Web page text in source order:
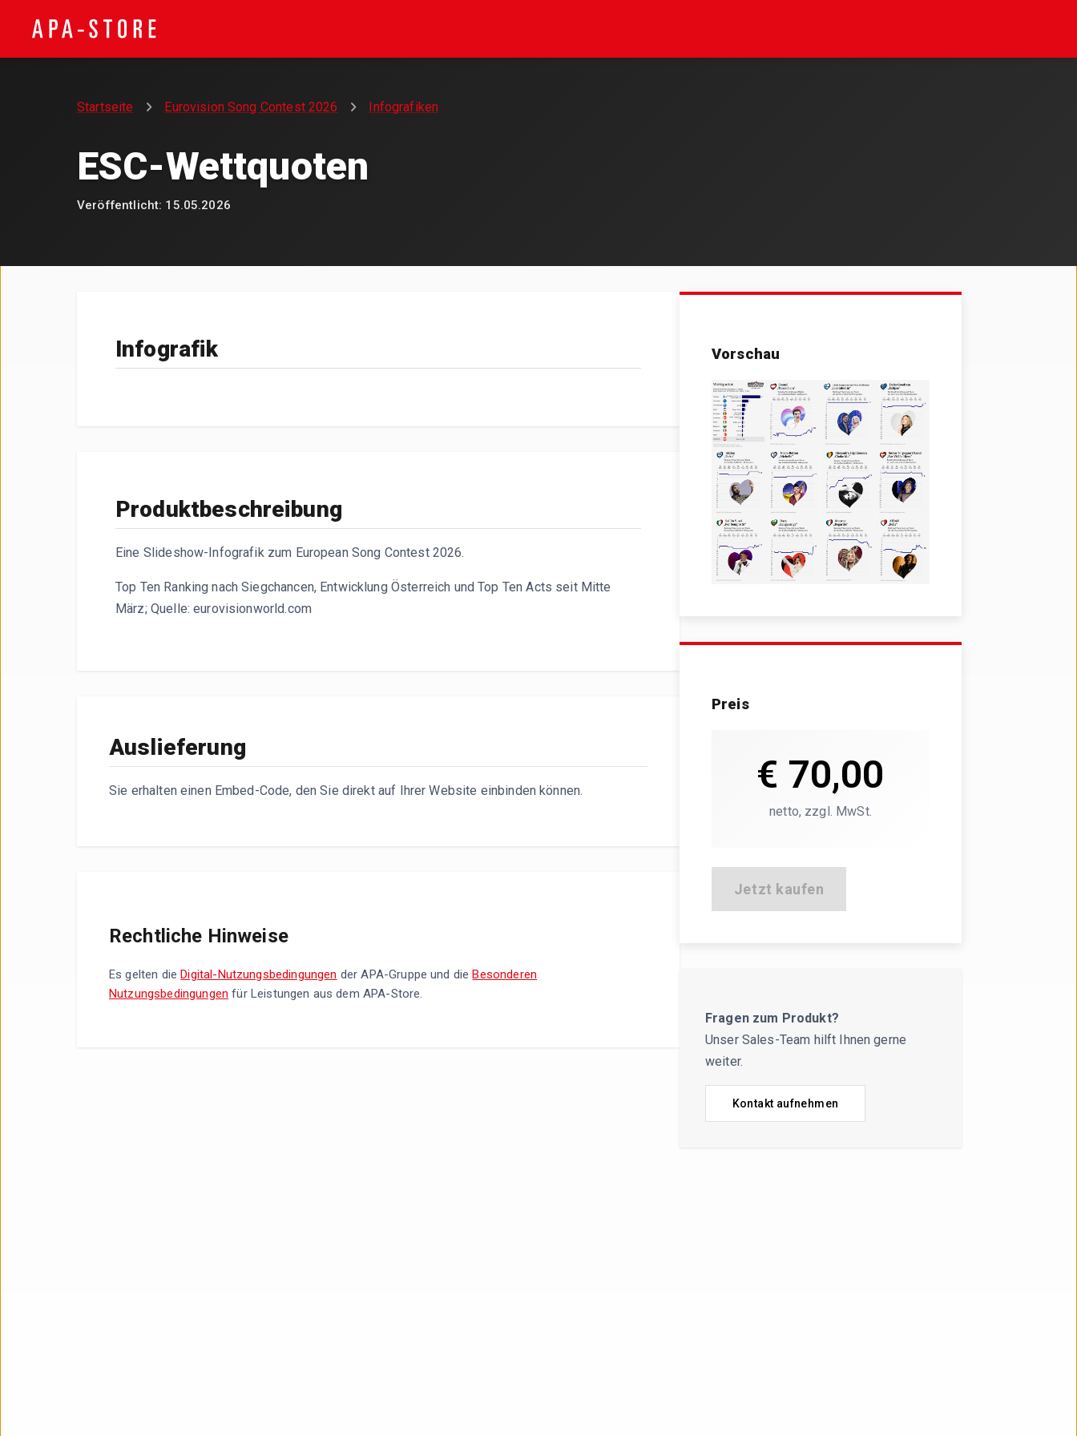
Startseite Eurovision Song Contest 2026 Infografiken
ESC-Wettquoten
Veröffentlicht: 15.05.2026
Infografik
Die Infografik zeigt die Wettquoten und die Ranking-Entwicklung der Top-10 Beiträge für den Eurovision Song Contest 2024. Finnland liegt mit 45 %
Produktbeschreibung
Eine Slideshow-Infografik zum European Song Contest 2026.
Top Ten Ranking nach Siegchancen, Entwicklung Österreich und Top Ten Acts seit Mitte
März; Quelle: eurovisionworld.com
Auslieferung
Sie erhalten einen Embed-Code, den Sie direkt auf Ihrer Website einbinden können.
Rechtliche Hinweise
Es gelten dieDigital-Nutzungsbedingungen der APA-Gruppe und dieBesonderen
Nutzungsbedingungen für Leistungen aus dem APA-Store.
Vorschau
Preis
€ 70,00
€ 70,00netto, zzgl. MwSt.
netto, zzgl. MwSt.
Jetzt kaufen
Fragen zum Produkt?
Unser Sales-Team hilft Ihnen gerne
weiter.
Kontakt aufnehmen